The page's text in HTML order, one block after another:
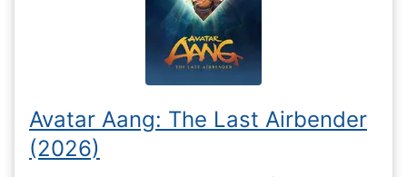
Avatar Aang: The Last Airbender
(2026)